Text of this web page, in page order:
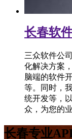
长春软
三众软件公
化解决方案
脑端的软件
等。同时，
统开发等，
众，为您的
长春专业